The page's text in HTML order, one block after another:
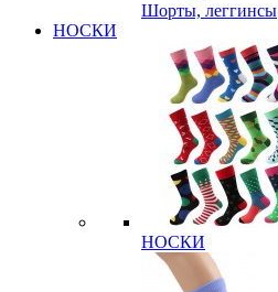
Шорты, леггинсы
НОСКИ
НОСКИ